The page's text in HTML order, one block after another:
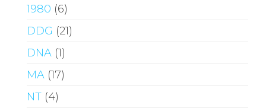
1980 (6)
DDG (21)
DNA (1)
MA (17)
NT (4)